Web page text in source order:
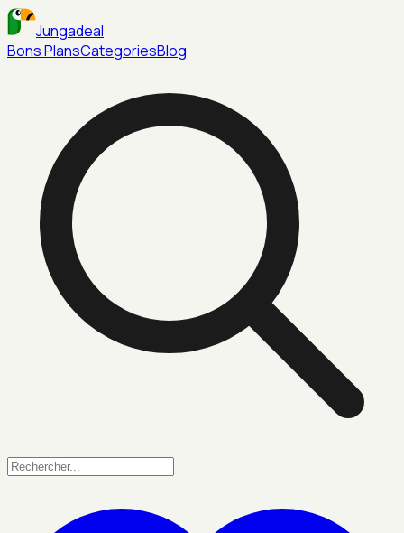
Jungadeal
Bons PlansCategoriesBlog